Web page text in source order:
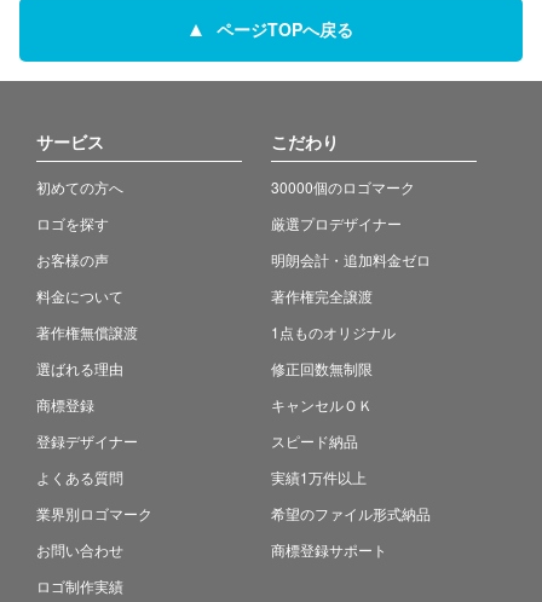
ページTOPへ戻る
サービス
初めての方へ
ロゴを探す
お客様の声
料金について
著作権無償譲渡
選ばれる理由
商標登録
登録デザイナー
よくある質問
業界別ロゴマーク
お問い合わせ
ロゴ制作実績
こだわり
30000個のロゴマーク
厳選プロデザイナー
明朗会計・追加料金ゼロ
著作権完全譲渡
1点ものオリジナル
修正回数無制限
キャンセルＯＫ
スピード納品
実績1万件以上
希望のファイル形式納品
商標登録サポート